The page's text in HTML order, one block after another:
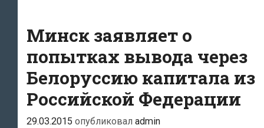
Минск заявляет о
попытках вывода через
Белоруссию капитала из
Российской Федерации
29.03.2015 опубликовал admin